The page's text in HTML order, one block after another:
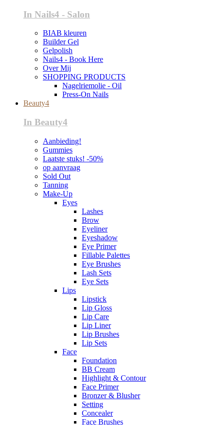
In Nails4 - Salon
BIAB kleuren
Builder Gel
Gelpolish
Nails4 - Book Here
Over Mij
SHOPPING PRODUCTS
Nagelriemolie - Oil
Press-On Nails
Beauty4
In Beauty4
Aanbieding!
Gummies
Laatste stuks! -50%
op aanvraag
Sold Out
Tanning
Make-Up
Eyes
Lashes
Brow
Eyeliner
Eyeshadow
Eye Primer
Fillable Palettes
Eye Brushes
Lash Sets
Eye Sets
Lips
Lipstick
Lip Gloss
Lip Care
Lip Liner
Lip Brushes
Lip Sets
Face
Foundation
BB Cream
Highlight & Contour
Face Primer
Bronzer & Blusher
Setting
Concealer
Face Brushes